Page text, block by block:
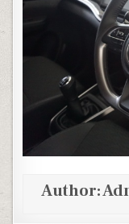
Author: